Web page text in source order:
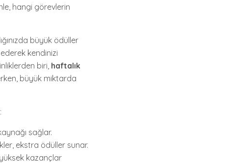
hangi görevlerin
büyük ödüller
kendinizi
biri, haftalık
büyük miktarda
sağlar.
ekstra ödüller sunar.
kazançlar